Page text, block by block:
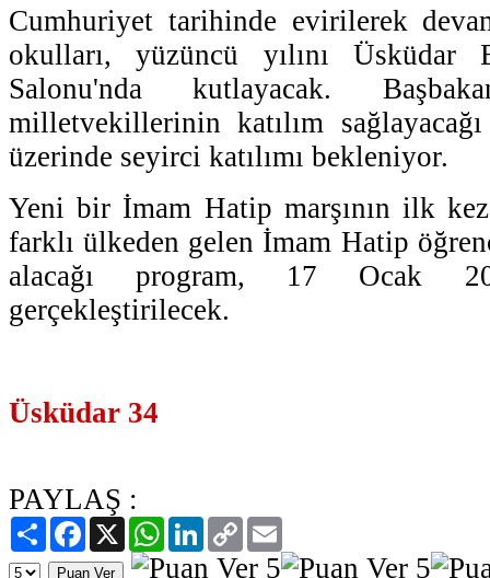
Cumhuriyet tarihinde evirilerek
okulları, yüzüncü yılını Üsküdar
Salonu'nda kutlayacak.
milletvekillerinin katılım
üzerinde seyirci katılımı bekleniyor.
Yeni bir İmam Hatip marşının ilk
farklı ülkeden gelen İmam Hatip
alacağı program, 17 Ocak
gerçekleştirilecek.
Üsküdar 34
PAYLAŞ :
PaylaşFacebook
X WhatsAppLinkedIn
Copy
Link